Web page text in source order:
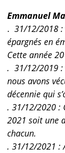
Emmanuel
. 31/12/2018 :
épargnés en
Cette année
. 31/12/2019 :
nous avons
décennie qui
. 31/12/2020 :
2021 soit une
chacun.
. 31/12/2021 :